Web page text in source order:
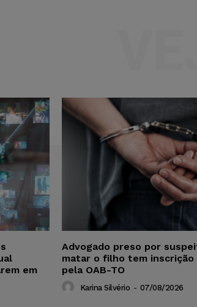
em
Advogado preso por
matar o filho tem inscrição
pela OAB-TO
Karina Silvério - 07/08/2026